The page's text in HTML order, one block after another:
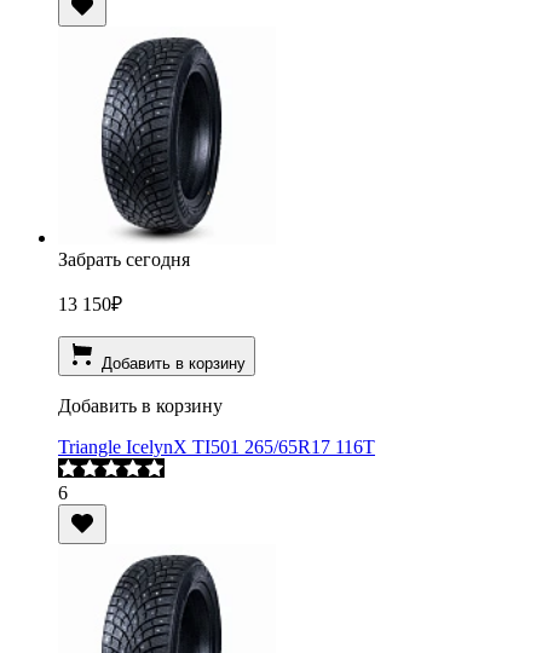
Забрать сегодня
13 150₽
Добавить в корзину
Добавить в корзину
Triangle IcelynX TI501 265/65R17 116T
6